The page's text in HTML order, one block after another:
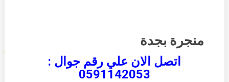
منجرة بجدة
اتصل الان علي رقم جوال :
0591142053